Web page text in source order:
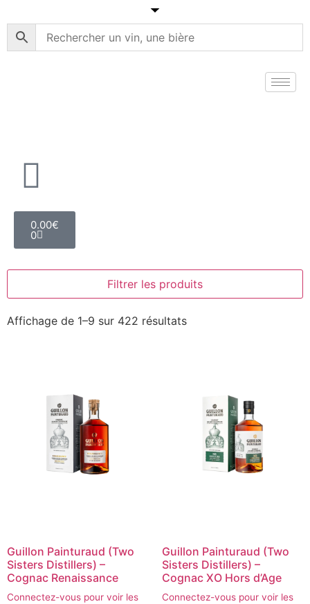
0.00€
0
Filtrer les produits
Affichage de 1–9 sur 422 résultats
Guillon Painturaud (Two
Sisters Distillers) –
Cognac Renaissance
Connectez-vous pour voir les
Guillon Painturaud (Two
Sisters Distillers) –
Cognac XO Hors d’Age
Connectez-vous pour voir les